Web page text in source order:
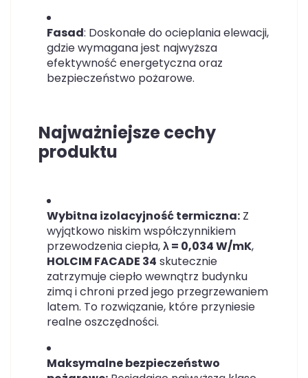
Fasad: Doskonałe do ocieplania elewacji,
gdzie wymagana jest najwyższa
efektywność energetyczna oraz
bezpieczeństwo pożarowe.
Najważniejsze cechy
produktu
Wybitna izolacyjność termiczna: Z
wyjątkowo niskim współczynnikiem
przewodzenia ciepła,λ = 0,034 W/mK,
HOLCIM FACADE 34 skutecznie
zatrzymuje ciepło wewnątrz budynku
zimą i chroni przed jego przegrzewaniem
latem. To rozwiązanie, które przyniesie
realne oszczędności.
Maksymalne bezpieczeństwo